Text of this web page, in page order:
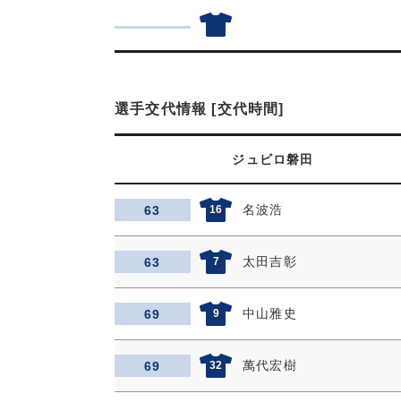
選手交代情報 [交代時間]
ジュビロ磐田
63 16 名波浩
63 7 太田吉彰
69 9 中山雅史
69 32 萬代宏樹